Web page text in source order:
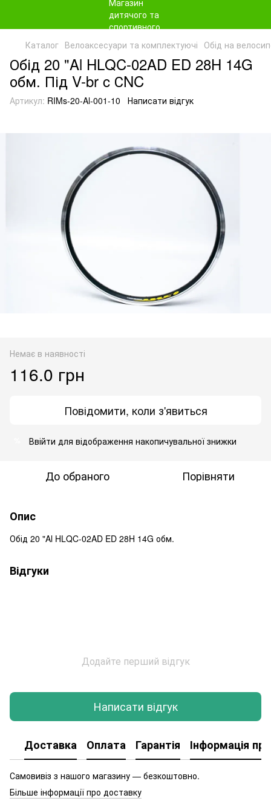
Каталог Велоаксесуари та комплектуючі Обід на
Обід 20 "Al HLQC-02AD ED 28H 14G
обм. Під V-br c СNC
Артикул: RIMs-20-Al-001-10 Написати відгук
Немає в наявності
116.0 грн
Повідомити, коли з'явиться
Ввійти для відображення накопичувальної знижки
До обраного Порівняти
Опис
Обід 20 "Al HLQC-02AD ED 28H 14G обм.
Відгуки
Додайте перший відгук
Написати відгук
Доставка Оплата Гарантія Інформація
Самовивіз з нашого магазину — безкоштовно.
Більше інформації про доставку